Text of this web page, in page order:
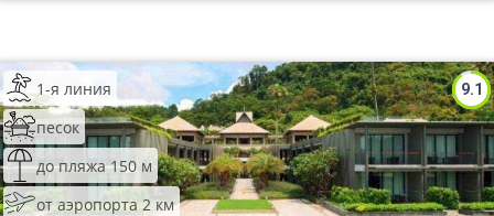
9.1
1-я линия
песок
до пляжа 150 м
от аэропорта 2 км